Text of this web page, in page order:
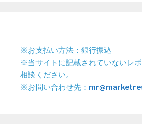
※お支払い方法：銀行振込
※当サイトに記載されていないレ
相談ください。
※お問い合わせ先：